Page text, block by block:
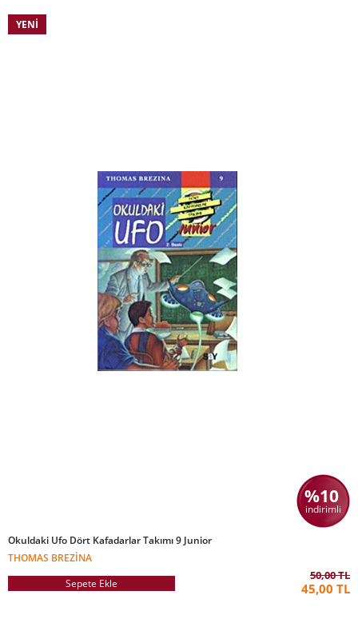
%10
indirimli
YENI
Okuldaki Ufo Dört Kafadarlar Takımı 9 Junior
THOMAS BREZINA
Sepete Ekle
50,00 TL
45,00 TL